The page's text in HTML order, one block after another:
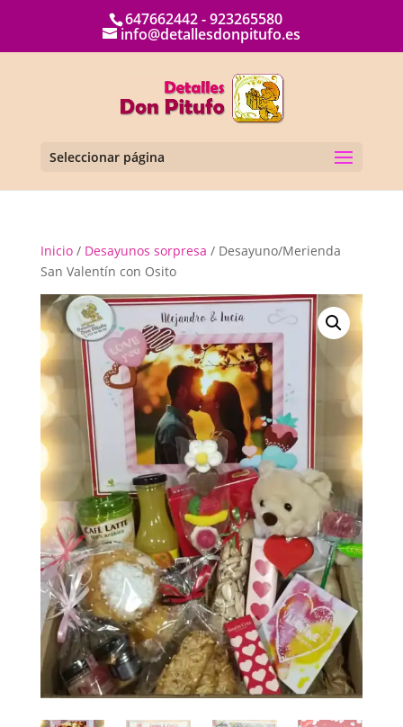
647662442 - 923265580
info@detallesdonpitufo.es
Seleccionar página
Inicio/ Desayunos sorpresa / Desayuno/Merienda
San Valentín con Osito